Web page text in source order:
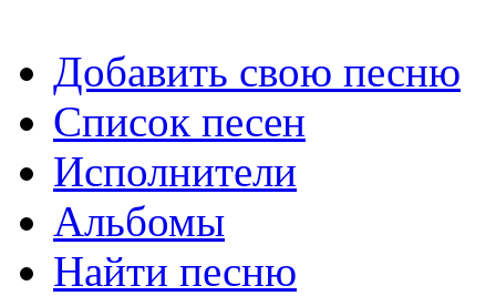
Добавить свою песню
Список песен
Исполнители
Альбомы
Найти песню